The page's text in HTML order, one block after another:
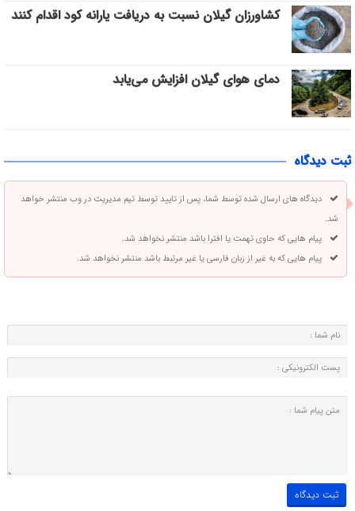
کشاورزان گیلان نسبت به دریافت یارانه کود اقدام کنند
دمای هوای گیلان افزایش می‌یابد
ثبت دیدگاه
دیدگاه های ارسال شده توسط شما، پس از تایید توسط تیم مدیریت در وب منتشر خواهد
شد.
پیام هایی که حاوی تهمت یا افترا باشد منتشر نخواهد شد.
پیام هایی که به غیر از زبان فارسی یا غیر مرتبط باشد منتشر نخواهد شد.